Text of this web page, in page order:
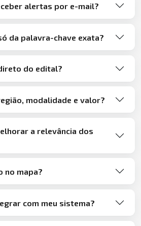
alertas por e-mail?
da palavra-chave exata?
do edital?
modalidade e valor?
a relevância dos
no mapa?
com meu sistema?